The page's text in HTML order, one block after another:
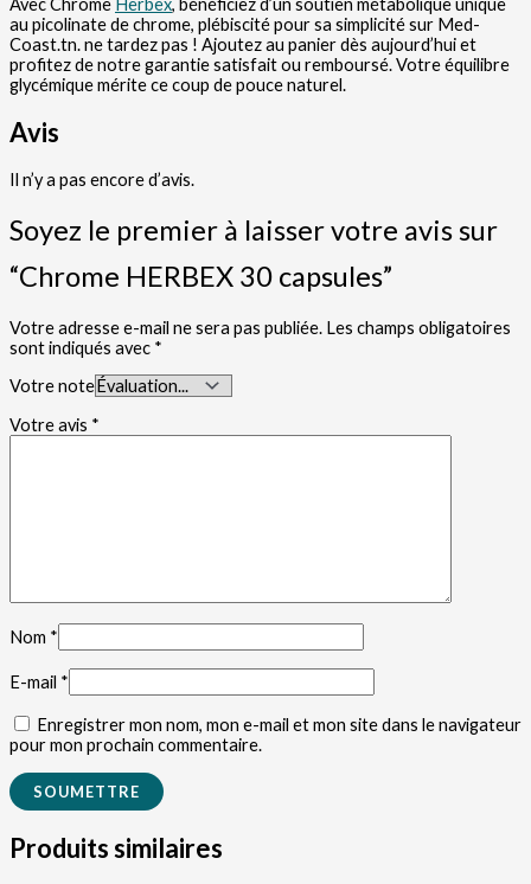
Avec Chrome Herbex, bénéficiez d’un soutien métabolique unique
au picolinate de chrome, plébiscité pour sa simplicité sur Med-
Coast.tn. ne tardez pas ! Ajoutez au panier dès aujourd’hui et
profitez de notre garantie satisfait ou remboursé. Votre équilibre
glycémique mérite ce coup de pouce naturel.
Avis
Il n’y a pas encore d’avis.
Soyez le premier à laisser votre avis sur
“Chrome HERBEX 30 capsules”
Votre adresse e-mail ne sera pas publiée. Les champs obligatoires
sont indiqués avec *
Votre note
Votre avis *
Nom *
E-mail *
Enregistrer mon nom, mon e-mail et mon site dans le navigateur
pour mon prochain commentaire.
Produits similaires